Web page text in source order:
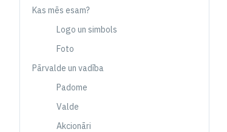
Kas mēs esam?
Logo un simbols
Foto
Pārvalde un vadība
Padome
Valde
Akcionāri